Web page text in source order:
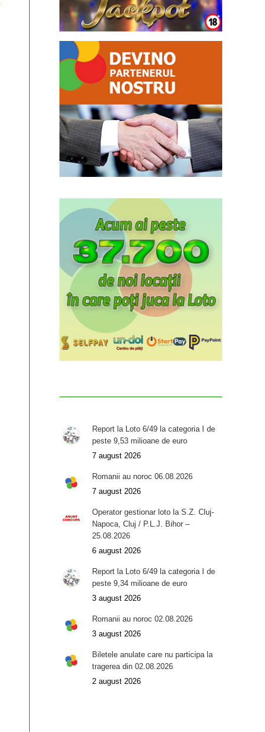
Report la Loto 6/49 la categoria I de
peste 9,53 milioane de euro
7 august 2026
Romanii au noroc 06.08.2026
7 august 2026
Operator gestionar loto la S.Z. Cluj-
Napoca, Cluj / P.L.J. Bihor –
25.08.2026
6 august 2026
Report la Loto 6/49 la categoria I de
peste 9,34 milioane de euro
3 august 2026
Romanii au noroc 02.08.2026
3 august 2026
Biletele anulate care nu participa la
tragerea din 02.08.2026
2 august 2026